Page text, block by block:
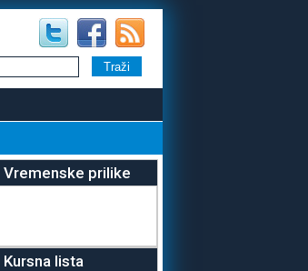
Vremenske prilike
Kursna lista